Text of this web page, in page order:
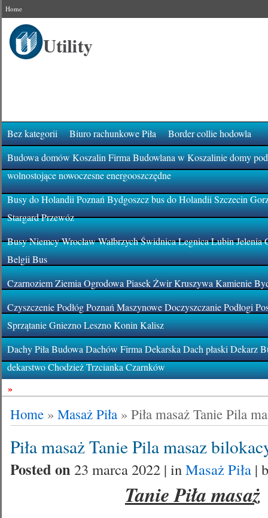
Home
Bez kategorii Biuro rachunkowe Piła
Border collie hodowla
Budowa domów Koszalin Firma Budowlana w Koszalinie domy
wolnostojące nowoczesne energooszczędne
Busy do Holandii Poznań Bydgoszcz bus do Holandii Szczecin
Stargard Przewóz
Busy Niemcy Wrocław Wałbrzych Świdnica Legnica Lubin
Belgii Bus
Czarnoziem Ziemia Ogrodowa Piasek Żwir Kruszywa Kamienie
Czyszczenie Podłóg Poznań Maszynowe Doczyszczanie Podłogi
Sprzątanie Gniezno Leszno Konin Kalisz
Dachy Piła Budowa Dachów Firma Dekarska Dach płaski Dekarz
dekarstwo Chodzież Trzcianka Czarnków
»
Home »Masaż Piła»Piła masaż Tanie Pila
Piła masaż Tanie Pila masaz
Posted on23 marca 2022 | inMasaż Piła |
Tanie Piła masaż